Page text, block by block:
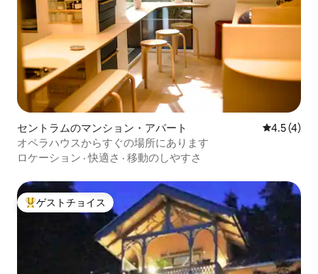
セントラムのマンション・アパート レビュー4
4.5 (4)
オペラハウスからすぐの場所にあります
ロケーション ·快適さ · 移動のしやすさ
大好評のゲストチョイスです。
ゲストチョイス